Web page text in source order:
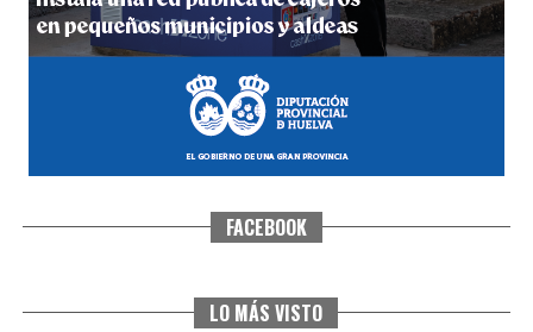
CUARTA CORRIDA DE LAS FIESTAS COLOMBINAS
FACEBOOK
LO MÁS VISTO